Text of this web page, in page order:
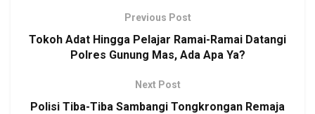
Previous Post
Tokoh Adat Hingga Pelajar Ramai-Ramai Datangi
Polres Gunung Mas, Ada Apa Ya?
Next Post
Polisi Tiba-Tiba Sambangi Tongkrongan Remaja